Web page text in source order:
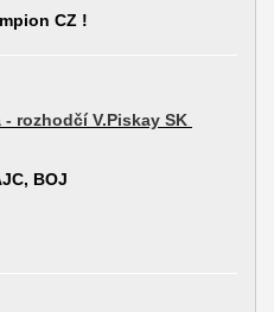
CZ !
- rozhodčí V.Piskay SK
BOJ